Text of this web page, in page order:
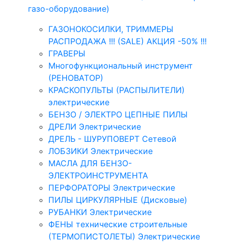
газо-оборудование)
ГАЗОНОКОСИЛКИ, ТРИММЕРЫ
РАСПРОДАЖА !!! (SALE) АКЦИЯ -50% !!!
ГРАВЕРЫ
Многофункциональный инструмент
(РЕНОВАТОР)
КРАСКОПУЛЬТЫ (РАСПЫЛИТЕЛИ)
электрические
БЕНЗО / ЭЛЕКТРО ЦЕПНЫЕ ПИЛЫ
ДРЕЛИ Электрические
ДРЕЛЬ - ШУРУПОВЕРТ Сетевой
ЛОБЗИКИ Электрические
МАСЛА ДЛЯ БЕНЗО-
ЭЛЕКТРОИНСТРУМЕНТА
ПЕРФОРАТОРЫ Электрические
ПИЛЫ ЦИРКУЛЯРНЫЕ (Дисковые)
РУБАНКИ Электрические
ФЕНЫ технические строительные
(ТЕРМОПИСТОЛЕТЫ) Электрические